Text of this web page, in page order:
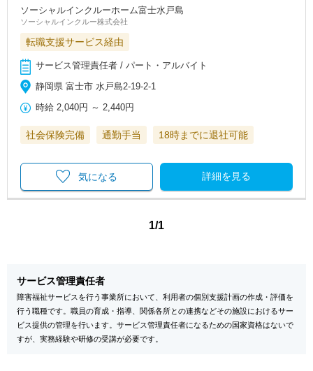
ソーシャルインクルーホーム富士水戸島
ソーシャルインクルー株式会社
転職支援サービス経由
サービス管理責任者 / パート・アルバイト
静岡県 富士市 水戸島2-19-2-1
時給 2,040円 ～ 2,440円
社会保険完備 通勤手当 18時までに退社可能
詳細を見る
気になる
1/1
サービス管理責任者
障害福祉サービスを行う事業所において、利用者の個別支援計画の作成・評価を
行う職種です。職員の育成・指導、関係各所との連携などその施設におけるサー
ビス提供の管理を行います。サービス管理責任者になるための国家資格はないで
すが、実務経験や研修の受講が必要です。